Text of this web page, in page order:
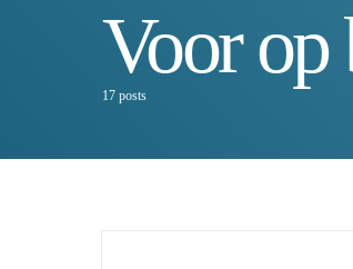
Voor op
17 posts